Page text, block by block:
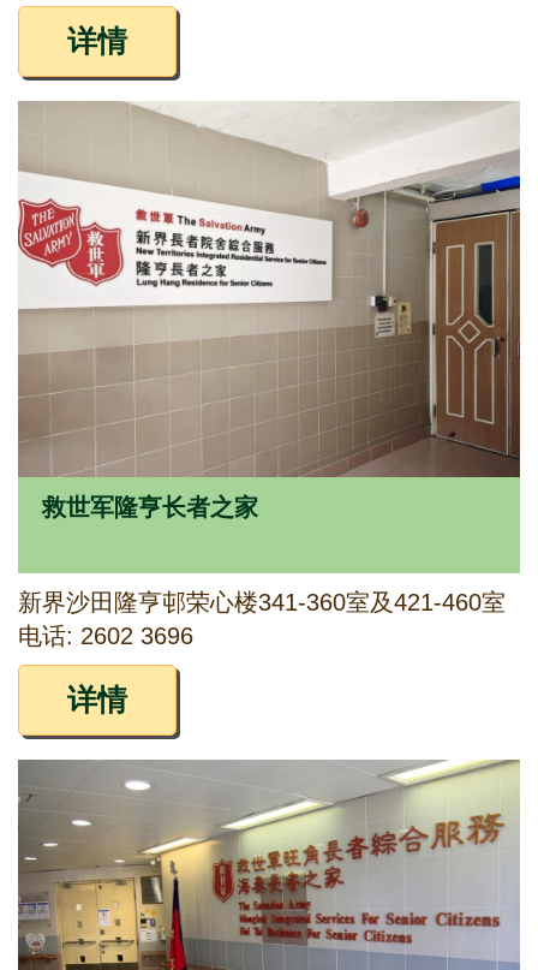
详情
救世军隆亨长者之家
新界沙田隆亨邨荣心楼341-360室及421-460室
电话: 2602 3696
详情